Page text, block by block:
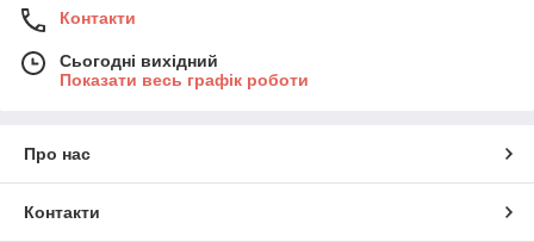
Контакти
Сьогодні вихідний
Показати весь графік роботи
Про нас
Контакти